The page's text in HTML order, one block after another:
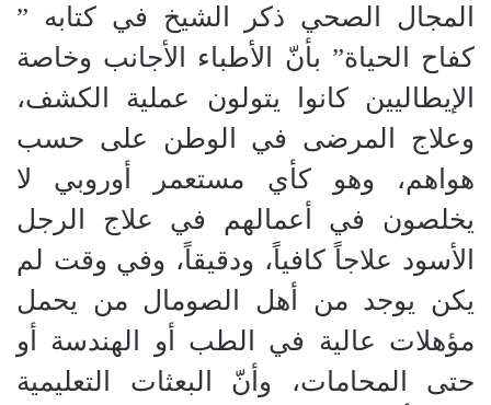
المجال الصحي ذكر الشيخ في كتابه ”
كفاح الحياة” بأنّ الأطباء الأجانب وخاصة
الإيطاليين كانوا يتولون عملية الكشف،
وعلاج المرضى في الوطن على حسب
هواهم، وهو كأي مستعمر أوروبي لا
يخلصون في أعمالهم في علاج الرجل
الأسود علاجاً كافياً، ودقيقاً، وفي وقت لم
يكن يوجد من أهل الصومال من يحمل
مؤهلات عالية في الطب أو الهندسة أو
حتى المحامات، وأنّ البعثات التعليمية